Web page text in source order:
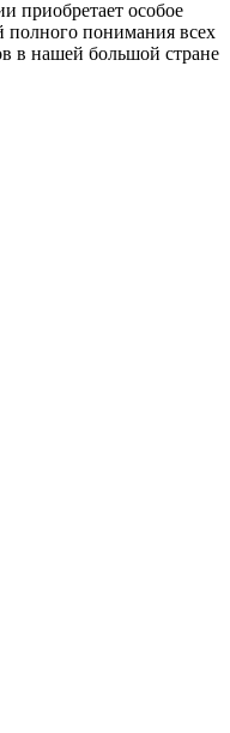
приобретает особое
полного понимания всех
в нашей большой стране